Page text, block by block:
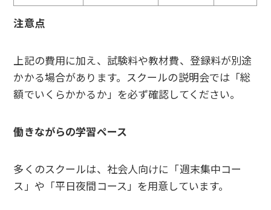
注意点
上記の費用に加え、試験料や教材費、登録料が別途
かかる場合があります。スクールの説明会では「総
額でいくらかかるか」を必ず確認してください。
働きながらの学習ペース
多くのスクールは、社会人向けに「週末集中コー
ス」や「平日夜間コース」を用意しています。